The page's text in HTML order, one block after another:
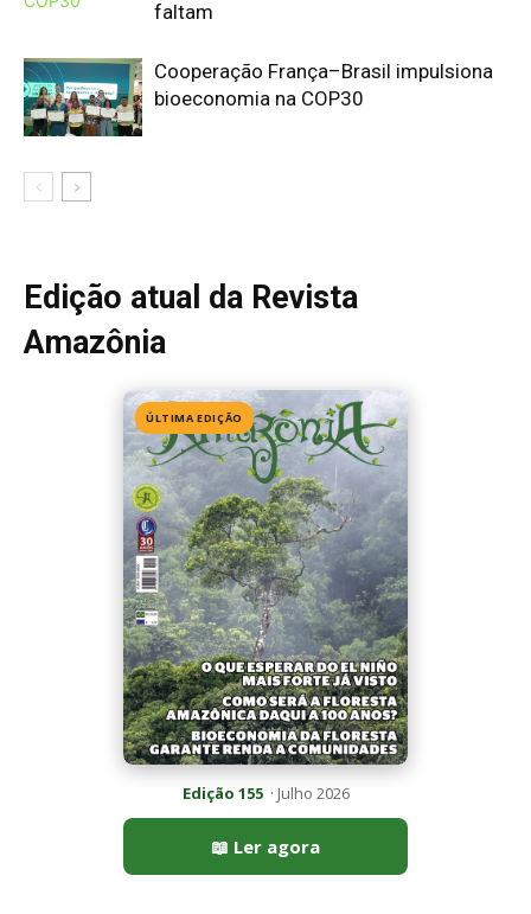
faltam
Cooperação França–Brasil impulsiona
bioeconomia na COP30
Edição atual da Revista
Amazônia
ÚLTIMA EDIÇÃO
Edição 155· Julho 2026
📖 Ler agora